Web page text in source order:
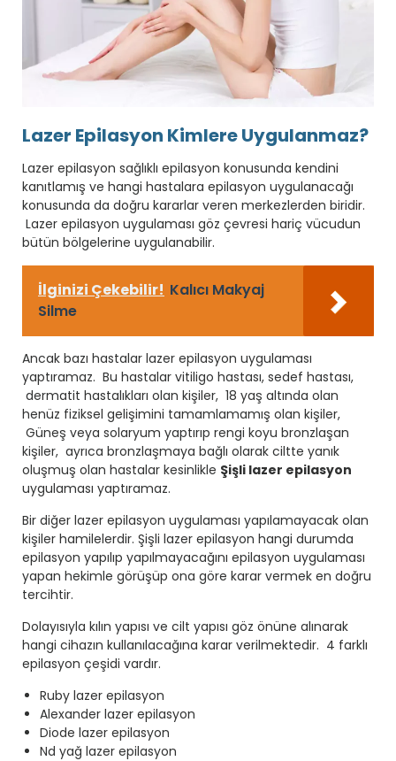
Lazer Epilasyon Kimlere Uygulanmaz?
Lazer epilasyon sağlıklı epilasyon konusunda kendini
kanıtlamış ve hangi hastalara epilasyon uygulanacağı
konusunda da doğru kararlar veren merkezlerden biridir.
Lazer epilasyon uygulaması göz çevresi hariç vücudun
bütün bölgelerine uygulanabilir.
İlginizi Çekebilir! Kalıcı Makyaj
Silme
Ancak bazı hastalar lazer epilasyon uygulaması
yaptıramaz. Bu hastalar vitiligo hastası, sedef hastası,
dermatit hastalıkları olan kişiler, 18 yaş altında olan
henüz fiziksel gelişimini tamamlamamış olan kişiler,
Güneş veya solaryum yaptırıp rengi koyu bronzlaşan
kişiler, ayrıca bronzlaşmaya bağlı olarak ciltte yanık
oluşmuş olan hastalar kesinlikle Şişli lazer epilasyon
uygulaması yaptıramaz.
Bir diğer lazer epilasyon uygulaması yapılamayacak olan
kişiler hamilelerdir. Şişli lazer epilasyon hangi durumda
epilasyon yapılıp yapılmayacağını epilasyon uygulaması
yapan hekimle görüşüp ona göre karar vermek en doğru
tercihtir.
Dolayısıyla kılın yapısı ve cilt yapısı göz önüne alınarak
hangi cihazın kullanılacağına karar verilmektedir. 4 farklı
epilasyon çeşidi vardır.
Ruby lazer epilasyon
Alexander lazer epilasyon
Diode lazer epilasyon
Nd yağ lazer epilasyon